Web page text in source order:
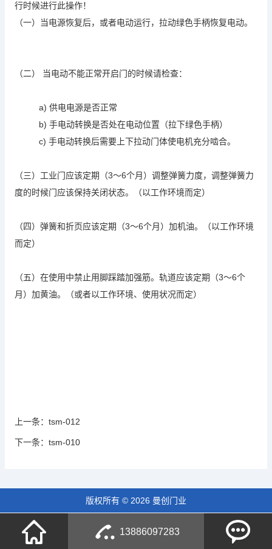
行时候进行此操作！
（一）当电源恢复后，或者电动运行，拉动绿色手柄恢复电动。
（二） 当电动不能正常开启门的时候请检查：
a) 供电电源是否正常
b) 手电动转换是否处在电动位置（拉下绿色手柄）
c) 手电动转换后需要上下拉动门体使电机充分啮合。
（三）工业门应该定期（3～6个月）调整弹簧力度，调整弹簧力
度的时候门应该保持关闭状态。（以工作环境而定）
（四）弹簧和折页应该定期（3～6个月）加机油。（以工作环境
而定）
（五）在使用中禁止用脚踩踏加强筋。轨道应该定期（3～6个
月）加黄油。（或者以工作环境、使用状况而定）
上一条： tsm-012
下一条： tsm-010
版权所有 © 2026 曼创门业
13886097283